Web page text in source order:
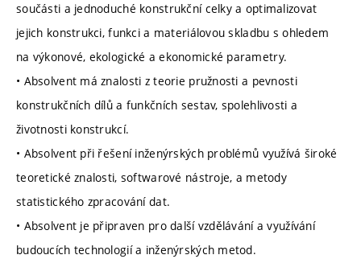
součásti a jednoduché konstrukční celky a optimalizovat
jejich konstrukci, funkci a materiálovou skladbu s ohledem
na výkonové, ekologické a ekonomické parametry.
• Absolvent má znalosti z teorie pružnosti a pevnosti
konstrukčních dílů a funkčních sestav, spolehlivosti a
životnosti konstrukcí.
• Absolvent při řešení inženýrských problémů využívá široké
teoretické znalosti, softwarové nástroje, a metody
statistického zpracování dat.
• Absolvent je připraven pro další vzdělávání a využívání
budoucích technologií a inženýrských metod.